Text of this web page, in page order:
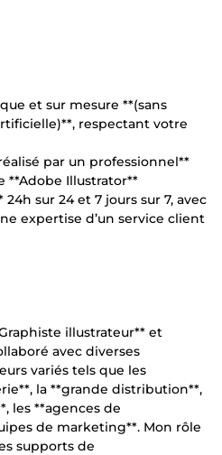
et sur mesure **(sans
respectant votre
par un professionnel**
**Adobe Illustrator**
sur 24 et 7 jours sur 7, avec
expertise d’un service client
illustrateur** et
avec diverses
variés tels que les
la **grande distribution**,
les **agences de
de marketing**. Mon rôle
supports de